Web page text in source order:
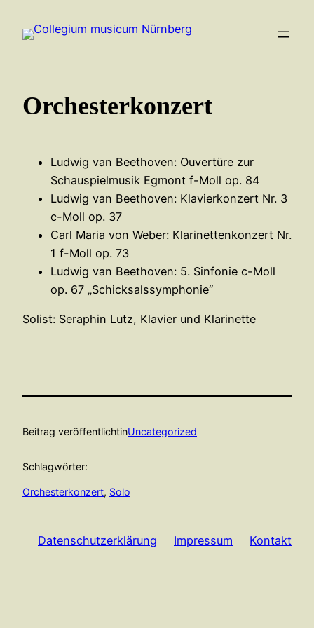
Inhalt
Orchesterkonzert
Ludwig van Beethoven: Ouvertüre zur
Schauspielmusik Egmont f-Moll op. 84
Ludwig van Beethoven: Klavierkonzert Nr. 3
c-Moll op. 37
Carl Maria von Weber: Klarinettenkonzert Nr.
1 f-Moll op. 73
Ludwig van Beethoven: 5. Sinfonie c-Moll
op. 67 „Schicksalssymphonie“
Solist: Seraphin Lutz, Klavier und Klarinette
Beitrag veröffentlichtinUncategorized
Schlagwörter:
Orchesterkonzert, Solo
Datenschutzerklärung Impressum Kontakt